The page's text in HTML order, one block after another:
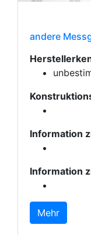
andere
Information
Information
Mehr